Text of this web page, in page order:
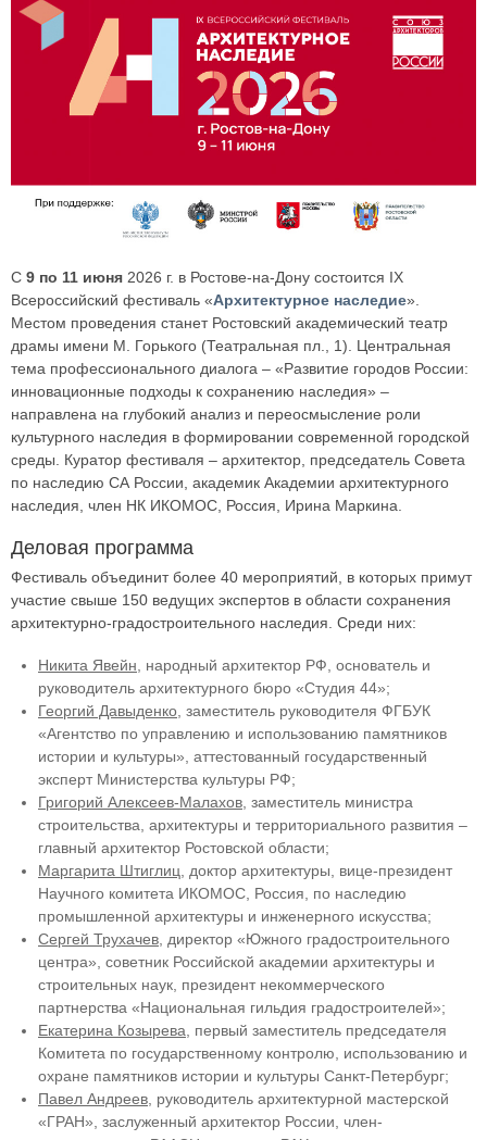
С 9 по 11 июня 2026 г. в Ростове-на-Дону состоится IX
Всероссийский фестиваль «Архитектурное наследие».
Местом проведения станет Ростовский академический театр
драмы имени М. Горького (Театральная пл., 1). Центральная
тема профессионального диалога – «Развитие городов России:
инновационные подходы к сохранению наследия» –
направлена на глубокий анализ и переосмысление роли
культурного наследия в формировании современной городской
среды. Куратор фестиваля – архитектор, председатель Совета
по наследию СА России, академик Академии архитектурного
наследия, член НК ИКОМОС, Россия, Ирина Маркина.
Деловая программа
Фестиваль объединит более 40 мероприятий, в которых примут
участие свыше 150 ведущих экспертов в области сохранения
архитектурно-градостроительного наследия. Среди них:
Никита Явейн , народный архитектор РФ, основатель и
руководитель архитектурного бюро «Студия 44»;
Георгий Давыденко , заместитель руководителя ФГБУК
«Агентство по управлению и использованию памятников
истории и культуры», аттестованный государственный
эксперт Министерства культуры РФ;
Григорий Алексеев-Малахов , заместитель министра
строительства, архитектуры и территориального развития –
главный архитектор Ростовской области;
Маргарита Штиглиц , доктор архитектуры, вице-президент
Научного комитета ИКОМОС, Россия, по наследию
промышленной архитектуры и инженерного искусства;
Сергей Трухачев , директор «Южного градостроительного
центра», советник Российской академии архитектуры и
строительных наук, президент некоммерческого
партнерства «Национальная гильдия градостроителей»;
Екатерина Козырева , первый заместитель председателя
Комитета по государственному контролю, использованию и
охране памятников истории и культуры Санкт-Петербург;
Павел Андреев , руководитель архитектурной мастерской
«ГРАН», заслуженный архитектор России, член-